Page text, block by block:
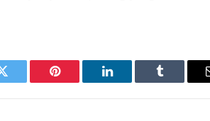
Twitter Pinterest LinkedIn Tumblr